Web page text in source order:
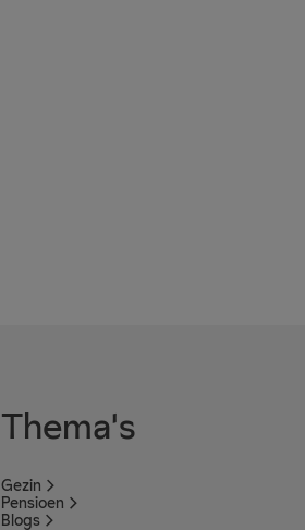
Thema's
Gezin
Pensioen
Blogs